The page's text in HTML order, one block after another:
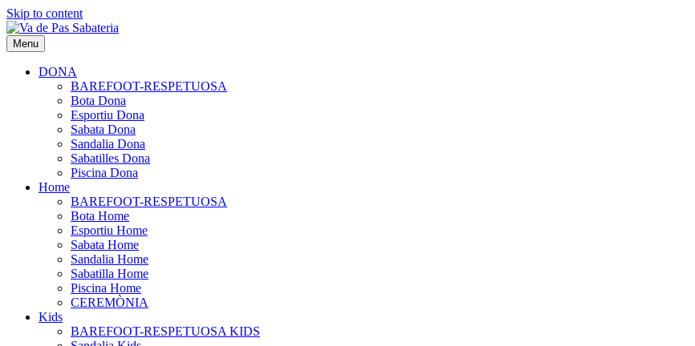
Skip to content
Menu
DONA
BAREFOOT-RESPETUOSA
Bota Dona
Esportiu Dona
Sabata Dona
Sandalia Dona
Sabatilles Dona
Piscina Dona
Home
BAREFOOT-RESPETUOSA
Bota Home
Esportiu Home
Sabata Home
Sandalia Home
Sabatilla Home
Piscina Home
CEREMÒNIA
Kids
BAREFOOT-RESPETUOSA KIDS